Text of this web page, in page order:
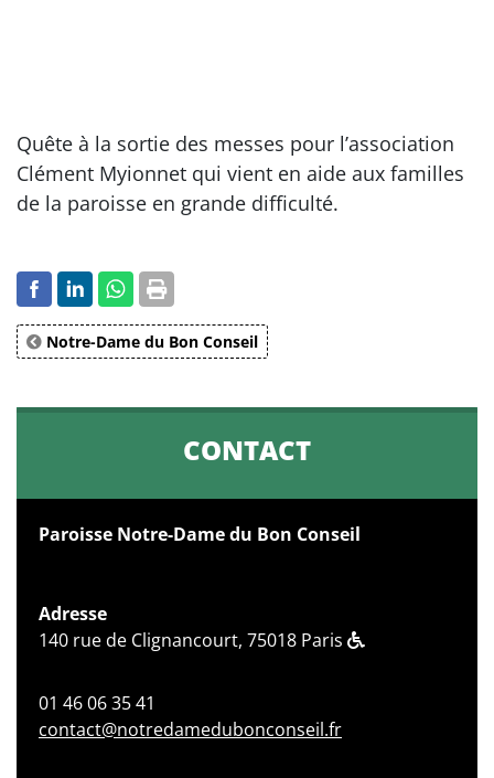
Quête à la sortie des messes pour l’association
Clément Myionnet qui vient en aide aux familles
de la paroisse en grande difficulté.
Notre-Dame du Bon Conseil
CONTACT
Paroisse Notre-Dame du Bon Conseil
Adresse
140 rue de Clignancourt, 75018 Paris
01 46 06 35 41
contact@notredamedubonconseil.fr